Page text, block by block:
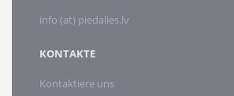
info (at) piedalies.lv
KONTAKTE
Kontaktiere uns